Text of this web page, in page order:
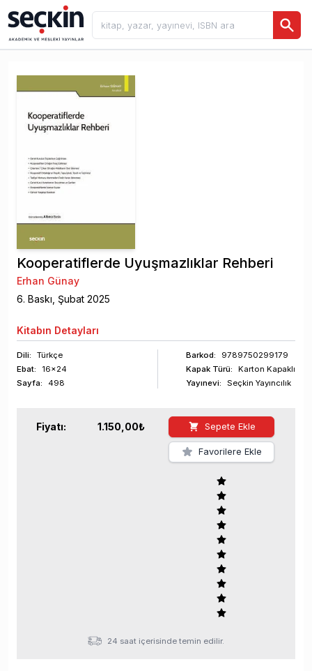
Kooperatiflerde Uyuşmazlıklar Rehberi
Erhan Günay
6. Baskı, Şubat 2025
Kitabın Detayları
Dili:
Türkçe
Ebat:
16x24
Sayfa: 498
Barkod:
9789750299179
Kapak Türü:
Karton Kapaklı
Yayınevi:
Seçkin Yayıncılık
Fiyatı: 1.150,00₺ Sepete Ekle
Favorilere Ekle
24 saat içerisinde temin edilir.